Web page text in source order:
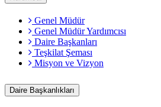
Genel Müdür
Genel Müdür Yardımcısı
Daire Başkanları
Teşkilat Şeması
Misyon ve Vizyon
Daire Başkanlıkları